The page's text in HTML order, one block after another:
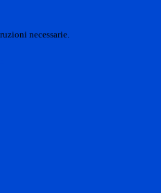
necessarie.